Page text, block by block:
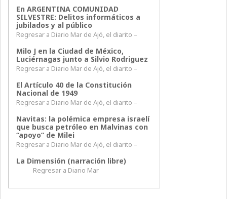
En ARGENTINA COMUNIDAD
SILVESTRE: Delitos informáticos a
jubilados y al público
Regresar a Diario Mar de Ajó, el diarito –
Milo J en la Ciudad de México,
Luciérnagas junto a Silvio Rodriguez
Regresar a Diario Mar de Ajó, el diarito –
El Artículo 40 de la Constitución
Nacional de 1949
Regresar a Diario Mar de Ajó, el diarito –
Navitas: la polémica empresa israelí
que busca petróleo en Malvinas con
“apoyo” de Milei
Regresar a Diario Mar de Ajó, el diarito –
La Dimensión (narración libre)
Regresar a Diario Mar